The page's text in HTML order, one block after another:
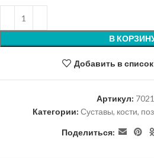
В
Добавить в
Артикул:
Категории: Суставы, кости,
Поделиться: